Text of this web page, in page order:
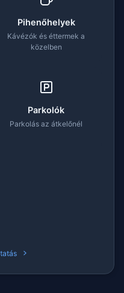
Pihenőhelyek
Kávézók és éttermek a
közelben
Parkolók
Parkolás az átkelőnél